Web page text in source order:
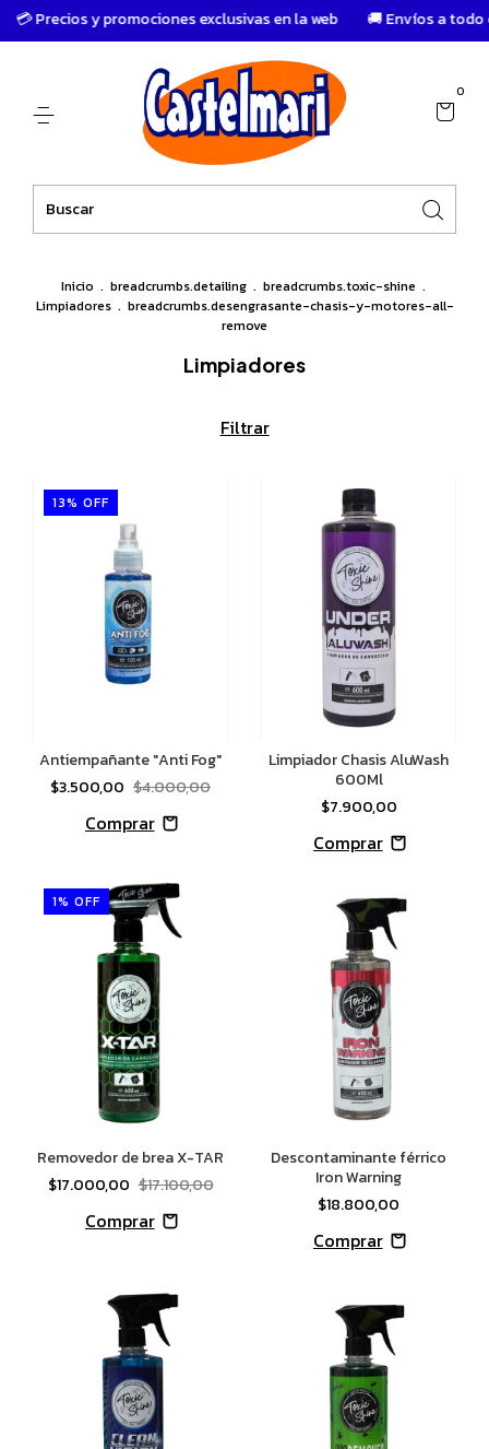
Precios y promociones exclusivas en la web 🚚 Envíos a todo el
0
Inicio . breadcrumbs.detailing . breadcrumbs.toxic-shine .
Limpiadores . breadcrumbs.desengrasante-chasis-y-motores-all-
remove
Limpiadores
Filtrar
13% OFF
Antiempañante "Anti Fog"
$3.500,00 $4.000,00
Limpiador Chasis AluWash
600Ml
$7.900,00
1% OFF
Removedor de brea X-TAR
$17.000,00 $17.100,00
Descontaminante férrico
Iron Warning
$18.800,00